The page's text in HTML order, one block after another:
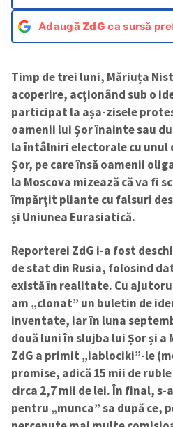
AdaugăZdG ca sursă
Timp de trei luni, Măriuța
acoperire, acționând sub o
participat la așa-zisele
oamenii lui Șor înainte sau
la întâlniri electorale cu
Șor, pe care însă oamenii
la Moscova mizează că va fi
împărțit pliante cu falsuri
și Uniunea Eurasiatică.
Reporterei ZdG i-a fost
de stat din Rusia, folosind
există în realitate. Cu
am „clonat” un buletin de
inventate, iar în luna
două luni în slujba lui Șor și
ZdG a primit „iablociki”-le
promise, adică 15 mii de
circa 2,7 mii de lei. În final, s-
pentru „munca” sa după ce,